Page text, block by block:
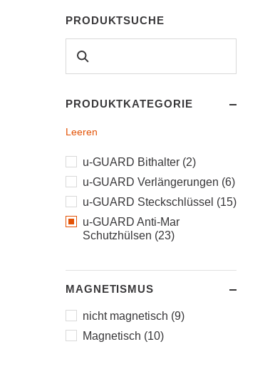
PRODUKTSUCHE
PRODUKTKATEGORIE
Leeren
u-GUARD Bithalter (2)
u-GUARD Verlängerungen (6)
u-GUARD Steckschlüssel (15)
u-GUARD Anti-Mar
Schutzhülsen (23)
MAGNETISMUS
nicht magnetisch (9)
Magnetisch (10)